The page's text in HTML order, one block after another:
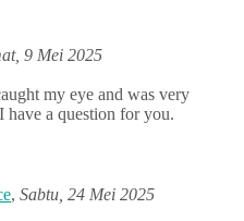
9 Mei 2025
my eye and was very
have a question for you.
, Sabtu, 24 Mei 2025